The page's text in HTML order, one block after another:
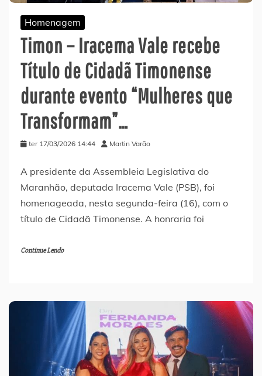
Homenagem
Timon – Iracema Vale recebe
Título de Cidadã Timonense
durante evento “Mulheres que
Transformam”…
ter 17/03/2026 14:44 Martin Varão
A presidente da Assembleia Legislativa do
Maranhão, deputada Iracema Vale (PSB), foi
homenageada, nesta segunda-feira (16), com o
título de Cidadã Timonense. A honraria foi
Continue Lendo